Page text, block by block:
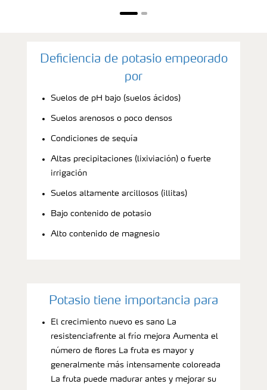
Deficiencia de potasio empeorado
por
Suelos de pH bajo (suelos ácidos)
Suelos arenosos o poco densos
Condiciones de sequía
Altas precipitaciones (lixiviación) o fuerte
irrigación
Suelos altamente arcillosos (illitas)
Bajo contenido de potasio
Alto contenido de magnesio
Potasio tiene importancia para
El crecimiento nuevo es sano La
resistenciafrente al frío mejora Aumenta el
número de flores La fruta es mayor y
generalmente más intensamente coloreada
La fruta puede madurar antes y mejorar su